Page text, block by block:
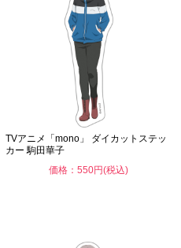
TVアニメ「mono」 ダイカットステッ
カー 駒田華子
価格：550円(税込)